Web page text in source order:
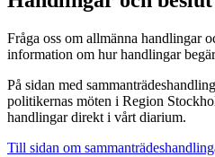
Fråga oss om allmänna handlingar
information om hur handlingar
På sidan med
politikernas möten i Region
handlingar direkt i vårt diarium.
Till sidan om